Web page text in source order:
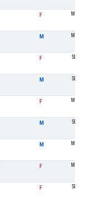
F M3
M M3
F SE
M SE
F M4
M SE
M M2
F M0
F SE